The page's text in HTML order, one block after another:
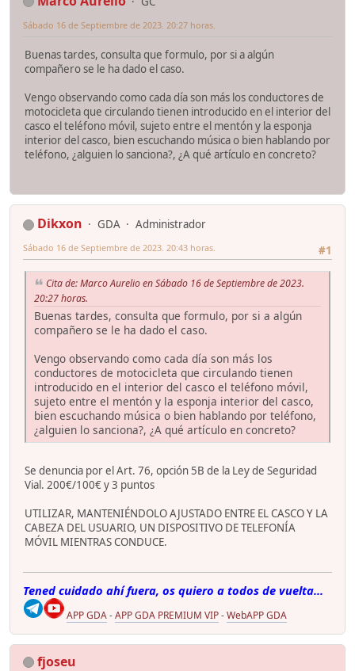
Sábado 16 de Septiembre de 2023. 20:27 horas.
Buenas tardes, consulta que formulo, por si a algún
compañero se le ha dado el caso.
Vengo observando como cada día son más los conductores de
motocicleta que circulando tienen introducido en el interior del
casco el teléfono móvil, sujeto entre el mentón y la esponja
interior del casco, bien escuchando música o bien hablando por
teléfono, ¿alguien lo sanciona?, ¿A qué artículo en concreto?
Dikxon GDA
Administrador
#1
Sábado 16 de Septiembre de 2023. 20:43 horas.
Cita de: Marco Aurelio en Sábado 16 de Septiembre de 2023.
20:27 horas.
Buenas tardes, consulta que formulo, por si a algún
compañero se le ha dado el caso.
Vengo observando como cada día son más los
conductores de motocicleta que circulando tienen
introducido en el interior del casco el teléfono móvil,
sujeto entre el mentón y la esponja interior del casco,
bien escuchando música o bien hablando por teléfono,
¿alguien lo sanciona?, ¿A qué artículo en concreto?
Se denuncia por el Art. 76, opción 5B de la Ley de Seguridad
Vial. 200€/100€ y 3 puntos
UTILIZAR, MANTENIÉNDOLO AJUSTADO ENTRE EL CASCO Y LA
CABEZA DEL USUARIO, UN DISPOSITIVO DE TELEFONÍA
MÓVIL MIENTRAS CONDUCE.
Tened cuidado ahí fuera, os quiero a todos de vuelta...
APP GDA-APP GDA PREMIUM VIP-WebAPP GDA
fjoseu